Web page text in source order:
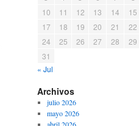
10
11 12 13 14 15
17
18 19 20 21 22
24
25 26 27 28 29
31
« Jul
Archivos
julio 2026
mayo 2026